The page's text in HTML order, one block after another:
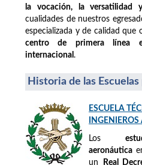
la vocación, la versatilidad
cualidades de nuestros
especializada y de calidad que
centro de primera línea
internacional .
Historia de las
ESCUELA
Los
aeronáutica
un
Real